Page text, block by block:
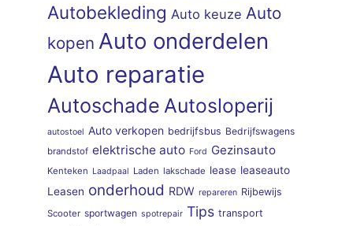
Autobekleding Auto keuze Auto
kopen Auto onderdelen
Auto reparatie
Autoschade Autosloperij
autostoel Auto verkopen bedrijfsbus Bedrijfswagens
brandstof elektrische auto Ford Gezinsauto
Kenteken Laadpaal Laden lakschade lease leaseauto
Leasen onderhoud RDW repareren Rijbewijs
Scooter sportwagen spotrepair Tips transport